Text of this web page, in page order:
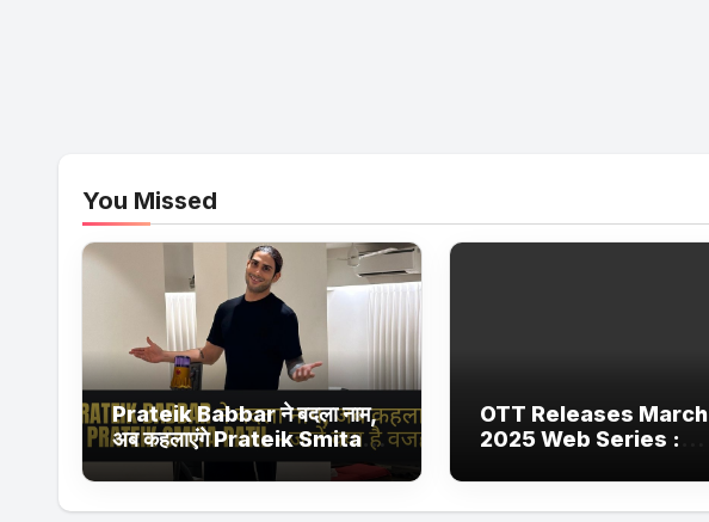
You Missed
Prateik Babbar ने बदला नाम,
अब कहलाएंगे Prateik Smita
Patil – जानें क्या है वजह
OTT Releases March
2025 Web Series :
Ultra Jhakaas पर नई वेब
सीरीज और फिल्में